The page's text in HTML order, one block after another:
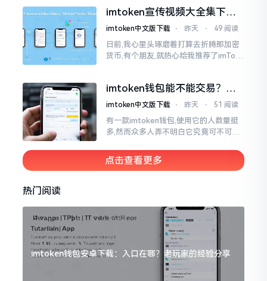
一个“钱包”而已
imtoken宣传视频大全集下
载，新手看完就懂怎么用
imtoken中文版下载 ⋅ 昨天 ⋅ 49 阅读
日前,我心里头琢磨着打算去折腾那加密
货币,有个朋友,就热心给我推荐了imTok
imtoken钱包能不能交易？一
文说清楚
imtoken中文版下载 ⋅ 昨天 ⋅ 51 阅读
有一款imtoken钱包,使用它的人数量挺
多,然而众多人弄不明白它究竟可不可以
钱包和交易所原本就是不同的事物,像是
存钱罐与菜市场那般
点击查看更多
热门阅读
imtoken钱包安卓下载：入口在哪？老玩家的经验分享